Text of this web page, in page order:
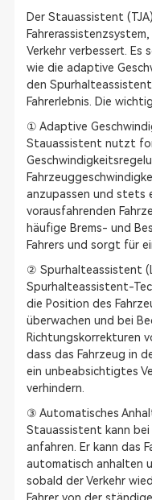
Der Stauassistent
Verkehr verbessert. Es
wie die adaptive
den
Fahrerlebnis. Die
① Adaptive
Stauassistent nutzt
anzupassen und stets
vorausfahrenden
häufige Brems- und
Fahrers und sorgt für
② Spurhalteassistent
Spurhalteassistent-
die Position des
überwachen und bei
Richtungskorrekturen
dass das Fahrzeug in
ein unbeabsichtigtes
verhindern.
③ Automatisches
Stauassistent kann
anfahren. Er kann das
automatisch anhalten
sobald der Verkehr